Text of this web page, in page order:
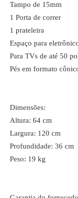
Tampo de 15mm
1 Porta de correr
1 prateleira
Espaço para
Para TVs de até 50
Pés em formato
Dimensões:
Altura: 64 cm
Largura: 120 cm
Profundidade: 36 cm
Peso: 19 kg